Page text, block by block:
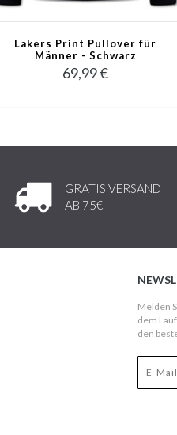
Lakers Print Pullover für
Männer - Schwarz
69,99 €
GRATIS VERSAND
AB 75€
Melden
dem
den